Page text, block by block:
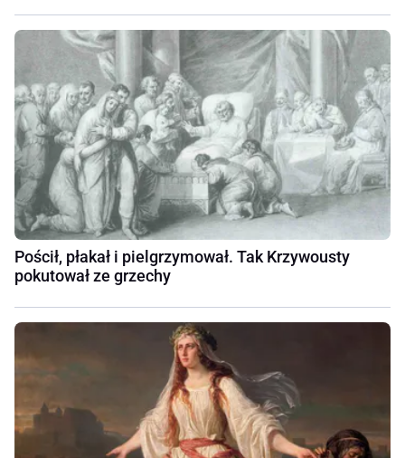
Pościł, płakał i pielgrzymował. Tak Krzywousty
pokutował ze grzechy